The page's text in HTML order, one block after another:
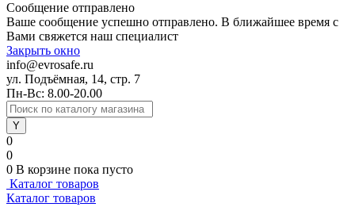
Сообщение отправлено
Ваше сообщение успешно отправлено. В ближайшее время с
Вами свяжется наш специалист
Закрыть окно
info@evrosafe.ru
ул. Подъёмная, 14, стр. 7
Пн-Вс: 8.00-20.00
0
0
0 В корзине пока пусто
Каталог товаров
Каталог товаров